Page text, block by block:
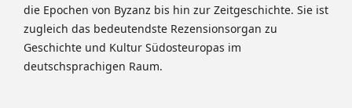
die Epochen von Byzanz bis hin zur Zeitgeschichte. Sie ist
zugleich das bedeutendste Rezensionsorgan zu
Geschichte und Kultur Südosteuropas im
deutschsprachigen Raum.